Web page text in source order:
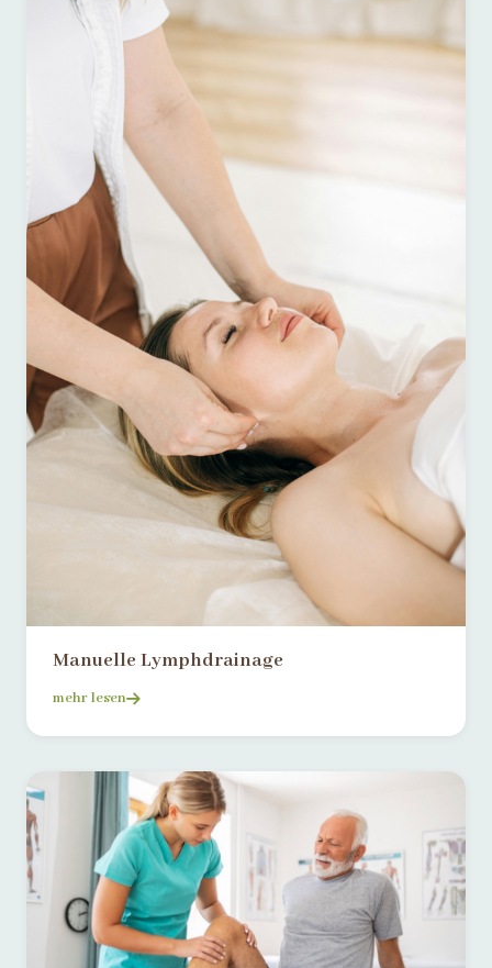
Manuelle Lymphdrainage
mehr lesen